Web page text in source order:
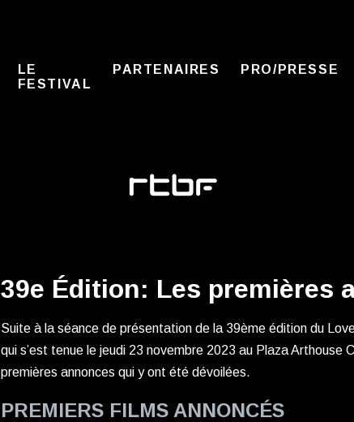
LE
FESTIVAL
PARTENAIRES PRO/PRESSE
39e Édition: Les premières
Suite à la séance de présentation de la 39ème édition du
qui s’est tenue le jeudi 23 novembre 2023 au Plaza Arthouse
premières annonces qui y ont été dévoilées.
PREMIERS FILMS ANNONCÉS